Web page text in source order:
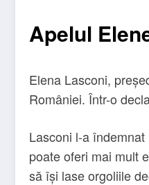
Apelul
Elena Lasconi,
României. Într-o
Lasconi l-a
poate oferi mai mult
să își lase orgoliile